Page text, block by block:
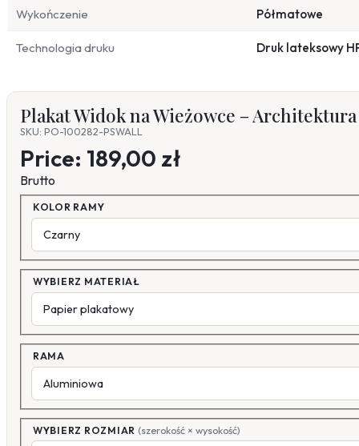
Wykończenie Półmatowe
Technologia druku Druk lateksowy
Plakat Widok na Wieżowce –
SKU: PO-100282-PSWALL
Price: 189,00 zł
Brutto
KOLOR RAMY
WYBIERZ MATERIAŁ
RAMA
WYBIERZ ROZMIAR (szerokość × wysokość)